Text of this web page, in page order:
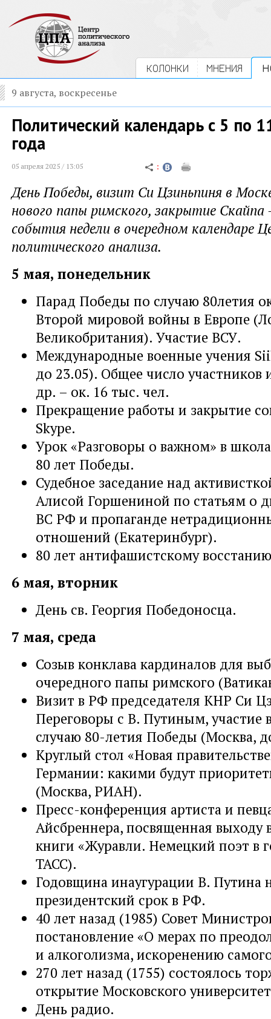
КОЛОНКИ МНЕНИЯ
9 августа, воскресенье
Политический календарь с 5 по
года
05 апреля 2025 / 13:05
День Победы, визит Си Цзиньпиня в
нового папы римского, закрытие Скайпа
события недели в очередном календаре
политического анализа.
5 мая, понедельник
Парад Победы по случаю 80летия
Второй мировой войны в Европе
Великобритания). Участие ВСУ.
Международные военные учения
до 23.05). Общее число участников
др. – ок. 16 тыс. чел.
Прекращение работы и закрытие
Skype.
Урок «Разговоры о важном» в
80 лет Победы.
Судебное заседание над
Алисой Горшениной по статьям о
ВС РФ и пропаганде
отношений (Екатеринбург).
80 лет антифашистскому
6 мая, вторник
День св. Георгия Победоносца.
7 мая, среда
Созыв конклава кардиналов для
очередного папы римского
Визит в РФ председателя КНР Си
Переговоры с В. Путиным, участие
случаю 80-летия Победы (Москва,
Круглый стол «Новая
Германии: какими будут
(Москва, РИАН).
Пресс-конференция артиста и
Айсбреннера, посвященная выходу
книги «Журавли. Немецкий поэт в
ТАСС).
Годовщина инаугурации В. Путина
президентский срок в РФ.
40 лет назад (1985) Совет
постановление «О мерах по
и алкоголизма, искоренению
270 лет назад (1755) состоялось
открытие Московского
День радио.